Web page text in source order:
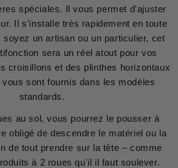
spéciales. Il vous permet d'ajuster
Il s'installe très rapidement en toute
un artisan ou un particulier, cet
sera un réel atout pour vos
croisillons et des plinthes horizontaux
sont fournis dans les modèles
standards.
au sol, vous pourrez le pousser à
obligé de descendre le matériel ou la
de tout prendre sur la tête – comme
à 2 roues qu'il il faut soulever.